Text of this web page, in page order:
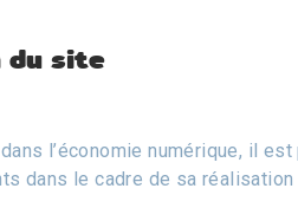
du site
l’économie numérique, il
dans le cadre de sa réalisation